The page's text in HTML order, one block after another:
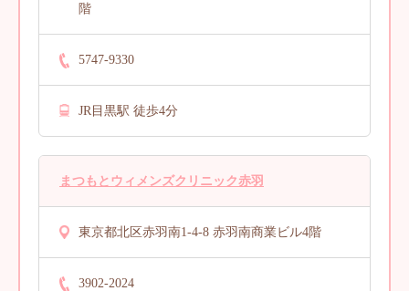
階
5747-9330
JR目黒駅 徒歩4分
まつもとウィメンズクリニック赤羽
東京都北区赤羽南1-4-8 赤羽南商業ビル4階
3902-2024